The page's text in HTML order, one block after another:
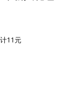
11元